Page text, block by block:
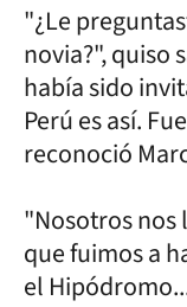
"¿Le
novia?", quiso
había sido
Perú es así.
reconoció
"Nosotros nos
que fuimos a
el